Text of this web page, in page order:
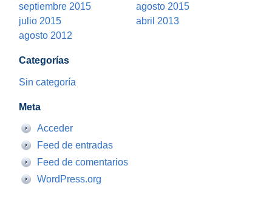
septiembre 2015
agosto 2015
julio 2015
abril 2013
agosto 2012
Categorías
Sin categoría
Meta
Acceder
Feed de entradas
Feed de comentarios
WordPress.org